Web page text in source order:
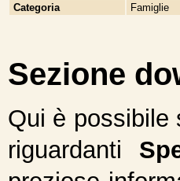
Categoria
Famiglie
Sezione
Qui è
riguardanti